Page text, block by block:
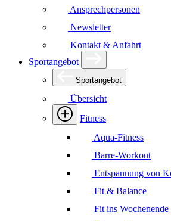
Ansprechpersonen
Newsletter
Kontakt & Anfahrt
Sportangebot
Sportangebot
Übersicht
Fitness
Aqua-Fitness
Barre-Workout
Entspannung von
Fit & Balance
Fit ins Wochenende